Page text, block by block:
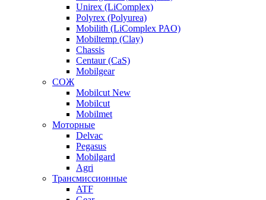
Unirex (LiComplex)
Polyrex (Polyurea)
Mobilith (LiComplex PAO)
Mobiltemp (Clay)
Chassis
Centaur (CaS)
Mobilgear
СОЖ
Mobilcut New
Mobilcut
Mobilmet
Моторные
Delvac
Pegasus
Mobilgard
Agri
Трансмиссионные
ATF